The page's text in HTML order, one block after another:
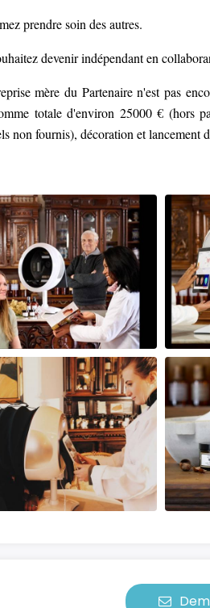
prendre soin des autres.
devenir indépendant en
mère du Partenaire n'est pas
totale d'environ 25000 € (hors
non fournis), décoration et lancement